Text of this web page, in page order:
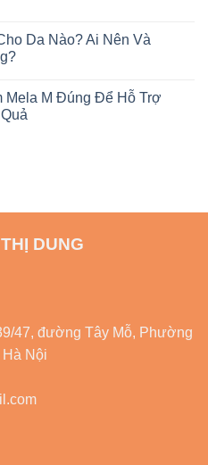
Da Nào? Ai Nên Và
Mela M Đúng Để Hỗ Trợ
DUNG
47, đường Tây Mỗ, Phường
Nội